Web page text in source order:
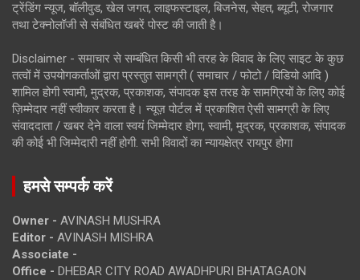
ट्रेंडिंग न्यूज, बॉलीवुड, खेल जगत, लाइफस्टाइल, बिजनेस, सेहत, ब्यूटी, रोजगार
तथा टेक्नोलॉजी से संबंधित खबरें पोस्ट की जाती है।
Disclaimer - समाचार से सम्बंधित किसी भी तरह के विवाद के लिए साइट के कुछ
तत्वों में उपयोगकर्ताओं द्वारा प्रस्तुत सामग्री ( समाचार / फोटो / विडियो आदि )
शामिल होगी स्वामी, मुद्रक, प्रकाशक, संपादक इस तरह के सामग्रियों के लिए कोई
ज़िम्मेदार नहीं स्वीकार करता है। न्यूज़ पोर्टल में प्रकाशित ऐसी सामग्री के लिए
संवाददाता / खबर देने वाला स्वयं जिम्मेदार होगा, स्वामी, मुद्रक, प्रकाशक, संपादक
की कोई भी जिम्मेदारी नहीं होगी. सभी विवादों का न्यायक्षेत्र रायपुर होगा
हमसे सम्पर्क करें
Owner - AVINASH MUSHRA
Editor - AVINASH MISHRA
Associate -
Office - DHEBAR CITY ROAD AWADHPURI BHATAGAON